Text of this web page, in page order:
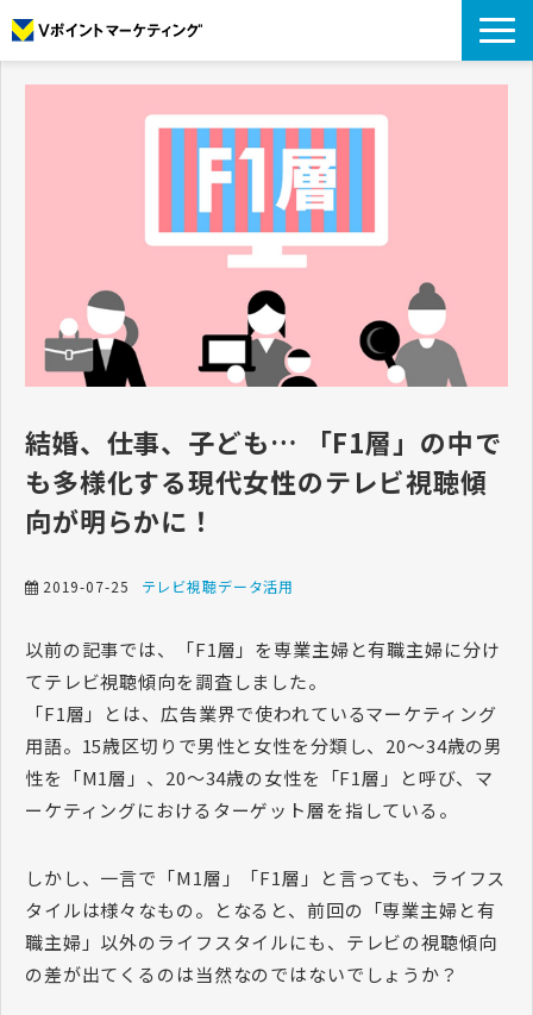
私たちについて
データについて
プロモーション
アナリティクス
リサーチ
導入事例
コラム
お役立ち資料
結婚、仕事、子ども… 「F1層」の中で
も多様化する現代女性のテレビ視聴傾
向が明らかに！
2019-07-25 テレビ視聴データ活用
以前の記事では、「F1層」を専業主婦と有職主婦に分け
てテレビ視聴傾向を調査しました。
「F1層」とは、広告業界で使われているマーケティング
用語。15歳区切りで男性と女性を分類し、20～34歳の男
性を「M1層」、20～34歳の女性を「F1層」と呼び、マ
ーケティングにおけるターゲット層を指している。
しかし、一言で「M1層」「F1層」と言っても、ライフス
タイルは様々なもの。となると、前回の「専業主婦と有
職主婦」以外のライフスタイルにも、テレビの視聴傾向
の差が出てくるのは当然なのではないでしょうか？